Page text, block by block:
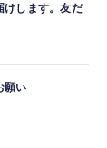
けします。友だ
願い